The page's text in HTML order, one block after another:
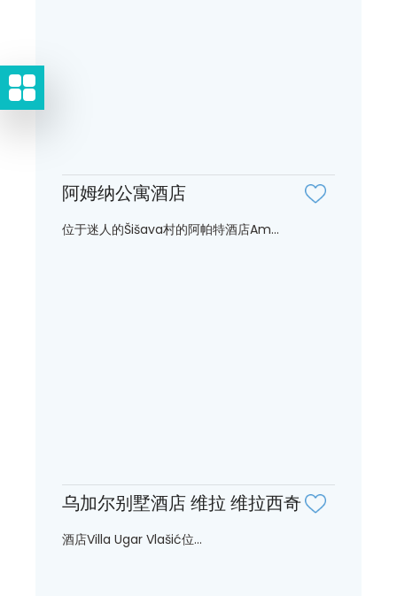
阿姆纳公寓酒店
位于迷人的Šišava村的阿帕特酒店Am...
乌加尔别墅酒店 维拉 维拉西奇
酒店Villa Ugar Vlašić位...